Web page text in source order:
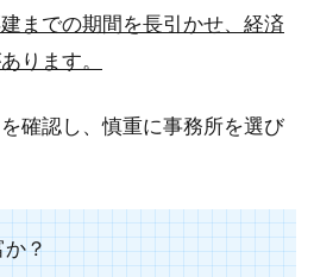
までの期間を長引かせ、経済
ります。
確認し、慎重に事務所を選び
か？